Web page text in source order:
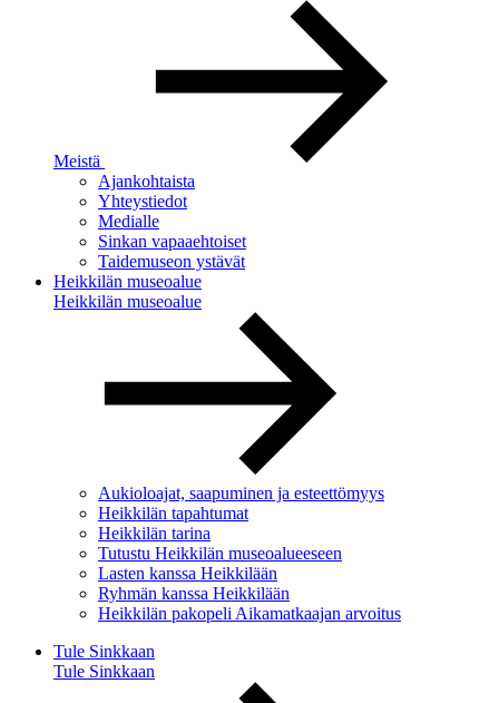
Meistä
Ajankohtaista
Yhteystiedot
Medialle
Sinkan vapaaehtoiset
Taidemuseon ystävät
Heikkilän museoalue
Heikkilän museoalue
Aukioloajat, saapuminen ja esteettömyys
Heikkilän tapahtumat
Heikkilän tarina
Tutustu Heikkilän museoalueeseen
Lasten kanssa Heikkilään
Ryhmän kanssa Heikkilään
Heikkilän pakopeli Aikamatkaajan arvoitus
Tule Sinkkaan
Tule Sinkkaan